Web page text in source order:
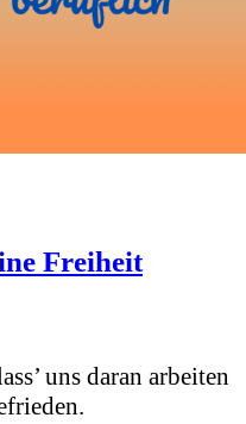
Freiheit
uns daran arbeiten